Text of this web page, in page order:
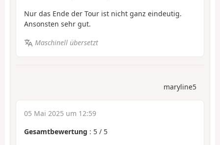
Nur das Ende der Tour ist nicht ganz eindeutig.
Ansonsten sehr gut.
Maschinell übersetzt
maryline5
05 Mai 2025 um 12:59
Gesamtbewertung : 5 / 5